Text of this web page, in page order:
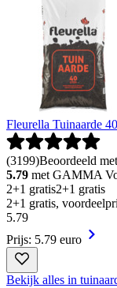
Fleurella Tuinaarde
(3199)Beoordeeld
5.79 met GAMMA
2+1 gratis2+1 gratis
2+1 gratis,
5.79
Prijs: 5.79 euro
Bekijk alles in